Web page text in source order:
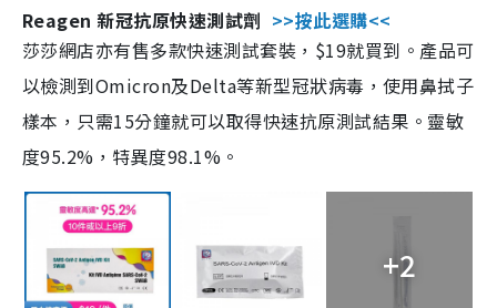
Reagen 新冠抗原快速測試劑 >>按此選購<<
莎莎網店亦有售多款快速測試套裝，$19就買到。產品可
以檢測到Omicron及Delta等新型冠狀病毒，使用鼻拭子
樣本，只需15分鐘就可以取得快速抗原測試結果。靈敏
度95.2%，特異度98.1%。
+2